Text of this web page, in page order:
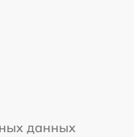
данных